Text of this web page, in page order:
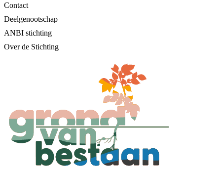
Contact
Deelgenootschap
ANBI stichting
Over de Stichting